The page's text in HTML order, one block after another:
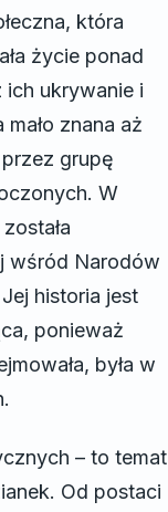
która
życie ponad
ukrywanie i
znana aż
grupę
W
wśród Narodów
historia jest
ponieważ
była w
– to temat
Od postaci